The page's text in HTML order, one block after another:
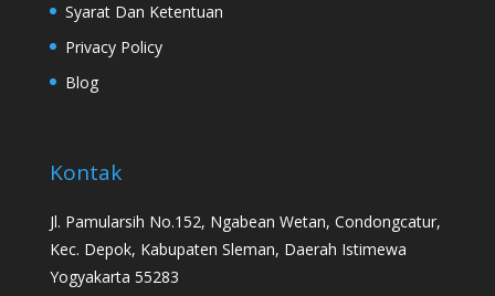
Syarat Dan Ketentuan
Privacy Policy
Blog
Kontak
Jl. Pamularsih No.152, Ngabean Wetan, Condongcatur,
Kec. Depok, Kabupaten Sleman, Daerah Istimewa
Yogyakarta 55283